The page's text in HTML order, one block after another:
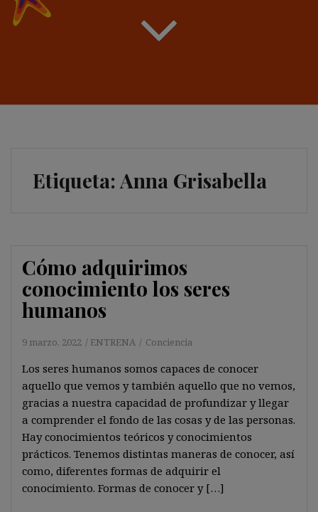
Etiqueta: Anna Grisabella
Cómo adquirimos
conocimiento los seres
humanos
9 marzo, 2022 ENTRENA Conciencia
Los seres humanos somos capaces de conocer
aquello que vemos y también aquello que no vemos,
gracias a nuestra capacidad de profundizar y llegar
a comprender el fondo de las cosas y de las personas.
Hay conocimientos teóricos y conocimientos
prácticos. Tenemos distintas maneras de conocer, así
como, diferentes formas de adquirir el
conocimiento. Formas de conocer y […]